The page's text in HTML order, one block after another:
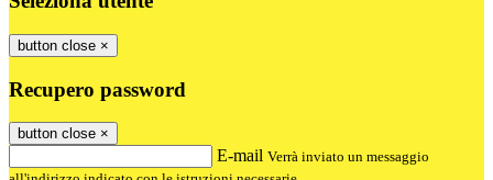
button close ×
Recupero password
button close ×
E-mail Verrà inviato un messaggio